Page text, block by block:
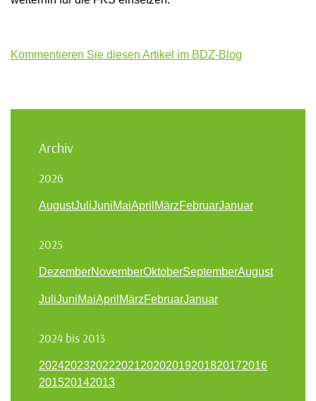
Kommentieren Sie diesen Artikel im BDZ-Blog
Archiv
2026
AugustJuliJuniMaiApril MärzFebruarJanuar
2025
DezemberNovemberOktoberSeptemberAugust
JuliJuniMaiApril MärzFebruarJanuar
2024 bis 2013
202420232022202120202019201820172016
201520142013